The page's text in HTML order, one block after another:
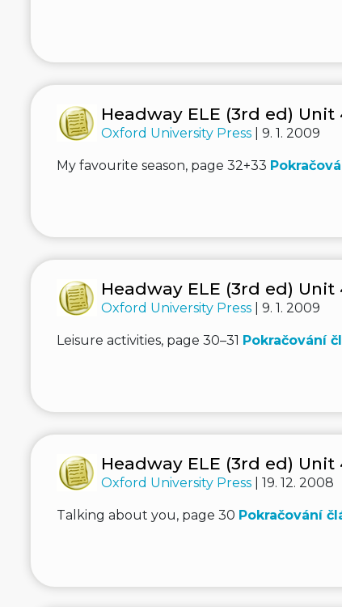
Headway ELE (3rd ed)
Oxford University Press | 9. 1. 2009
My favourite season, page 32+33
Headway ELE (3rd ed) Unit
Oxford University Press | 9. 1. 2009
Leisure activities, page 30–31 Pokračování
Headway ELE (3rd ed) Unit
Oxford University Press | 19. 12. 2008
Talking about you, page 30 Pokračování